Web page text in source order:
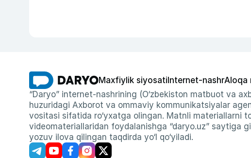
Maxfiylik siyosati Internet-nashrAloqa
“Daryo” internet-nashrining (O‘zbekiston matbuot va
huzuridagi Axborot va ommaviy kommunikatsiyalar
vositasi sifatida ro‘yxatga olingan. Matnli materiallarni
videomateriallaridan foydalanishga “daryo.uz” saytiga
yozuv ilova qilingan taqdirda yo‘l qo‘yiladi.